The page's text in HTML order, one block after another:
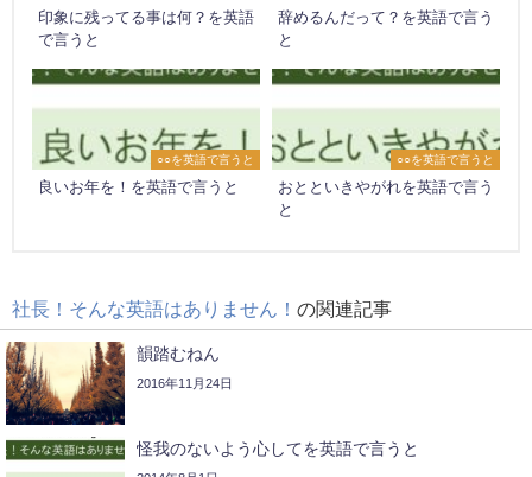
印象に残ってる事は何？を英語
で言うと
辞めるんだって？を英語で言う
と
○○を英語で言うと
良いお年を！を英語で言うと
○○を英語で言うと
おとといきやがれを英語で言う
と
社長！そんな英語はありません！ の関連記事
韻踏むねん
2016年11月24日
怪我のないよう心してを英語で言うと